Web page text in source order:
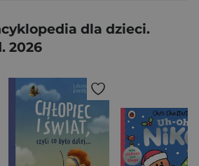
dla dzieci.
2026